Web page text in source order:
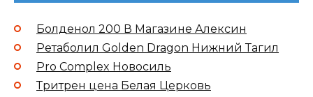
Болденол 200 В Магазине Алексин
Ретаболил Golden Dragon Нижний Тагил
Pro Complex Новосиль
Тритрен цена Белая Церковь